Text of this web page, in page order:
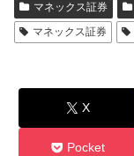
マネックス証券
マネックス証券
X
Pocket